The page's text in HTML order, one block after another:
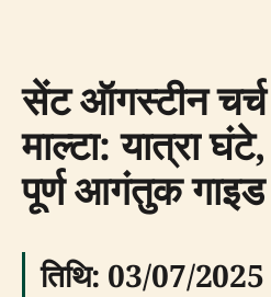
सेंट ऑगस्टीन चर्च
माल्टा: यात्रा
पूर्ण आगंतुक गाइड
तिथि: 03/07/2025